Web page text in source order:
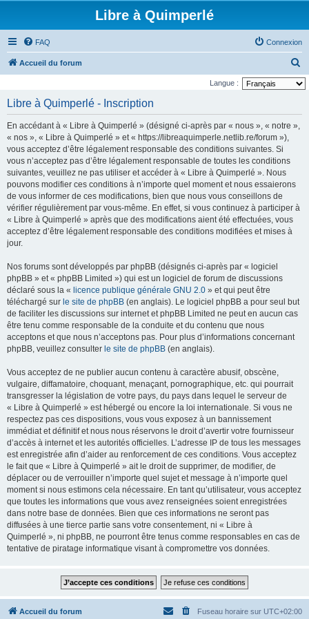
Libre à Quimperlé
FAQ Connexion
Accueil du forum
e
Langue :
Libre à Quimperlé - Inscription
En accédant à « Libre à Quimperlé » (désigné ci-après par « nous », « notre »,
« nos », « Libre à Quimperlé » et « https://libreaquimperle.netlib.re/forum »),
vous acceptez d’être légalement responsable des conditions suivantes. Si
vous n’acceptez pas d’être légalement responsable de toutes les conditions
suivantes, veuillez ne pas utiliser et accéder à « Libre à Quimperlé ». Nous
pouvons modifier ces conditions à n’importe quel moment et nous essaierons
de vous informer de ces modifications, bien que nous vous conseillons de
vérifier régulièrement par vous-même. En effet, si vous continuez à participer à
« Libre à Quimperlé » après que des modifications aient été effectuées, vous
acceptez d’être légalement responsable des conditions modifiées et mises à
jour.
Nos forums sont développés par phpBB (désignés ci-après par « logiciel
phpBB » et « phpBB Limited ») qui est un logiciel de forum de discussions
déclaré sous la « licence publique générale GNU 2.0 » et qui peut être
téléchargé sur le site de phpBB (en anglais). Le logiciel phpBB a pour seul but
de faciliter les discussions sur internet et phpBB Limited ne peut en aucun cas
être tenu comme responsable de la conduite et du contenu que nous
acceptons et que nous n’acceptons pas. Pour plus d’informations concernant
phpBB, veuillez consulter le site de phpBB (en anglais).
Vous acceptez de ne publier aucun contenu à caractère abusif, obscène,
vulgaire, diffamatoire, choquant, menaçant, pornographique, etc. qui pourrait
transgresser la législation de votre pays, du pays dans lequel le serveur de
« Libre à Quimperlé » est hébergé ou encore la loi internationale. Si vous ne
respectez pas ces dispositions, vous vous exposez à un bannissement
immédiat et définitif et nous nous réservons le droit d’avertir votre fournisseur
d’accès à internet et les autorités officielles. L’adresse IP de tous les messages
est enregistrée afin d’aider au renforcement de ces conditions. Vous acceptez
le fait que « Libre à Quimperlé » ait le droit de supprimer, de modifier, de
déplacer ou de verrouiller n’importe quel sujet et message à n’importe quel
moment si nous estimons cela nécessaire. En tant qu’utilisateur, vous acceptez
que toutes les informations que vous avez renseignées soient enregistrées
dans notre base de données. Bien que ces informations ne seront pas
diffusées à une tierce partie sans votre consentement, ni « Libre à
Quimperlé », ni phpBB, ne pourront être tenus comme responsables en cas de
tentative de piratage informatique visant à compromettre vos données.
Accueil du forum Fuseau horaire sur UTC+02:00